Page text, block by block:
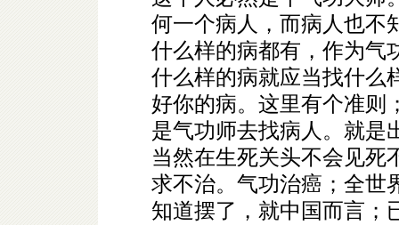
何一个病人，而病人也不
什么样的病都有，作为气
什么样的病就应当找什么
好你的病。这里有个准则
是气功师去找病人。就是
当然在生死关头不会见死
求不治。气功治癌；全世
知道摆了，就中国而言；